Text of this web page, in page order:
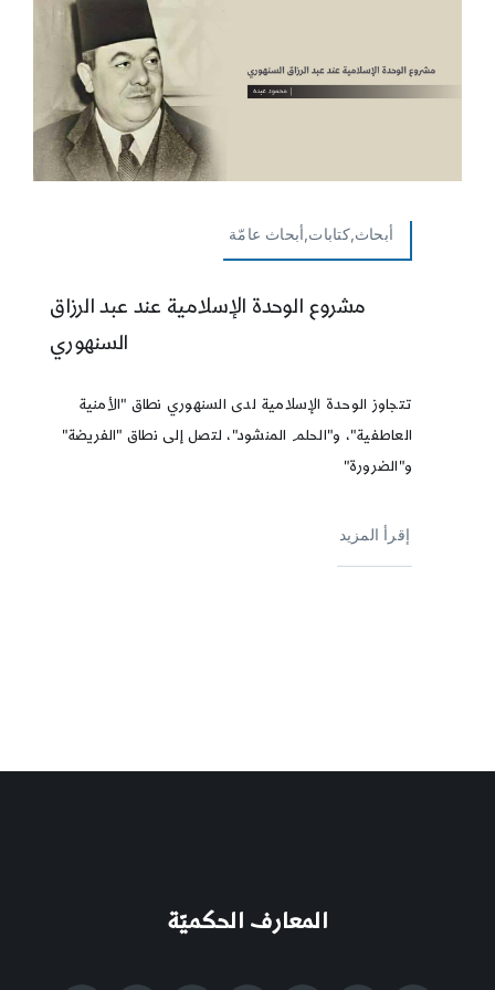
أبحاث,كتابات,أبحاث عامّة
مشروع الوحدة الإسلامية عند عبد الرزاق
السنهوري
تتجاوز الوحدة الإسلامية لدى السنهوري نطاق "الأمنية
العاطفية"، و"الحلم المنشود"، لتصل إلى نطاق "الفريضة"
و"الضرورة"
إقرأ المزيد
المعارف الحكميّة